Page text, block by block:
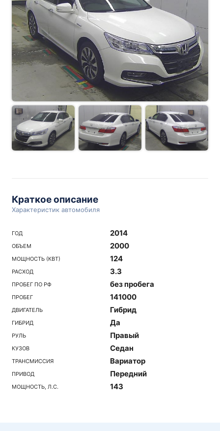
Краткое описание
Характеристик автомобиля
ГОД 2014
ОБЪЕМ 2000
МОЩНОСТЬ (КВТ) 124
РАСХОД 3.3
ПРОБЕГ ПО РФ без пробега
ПРОБЕГ 141000
ДВИГАТЕЛЬ Гибрид
ГИБРИД Да
РУЛЬ Правый
КУЗОВ Седан
ТРАНСМИССИЯ Вариатор
ПРИВОД Передний
МОЩНОСТЬ, Л.С. 143